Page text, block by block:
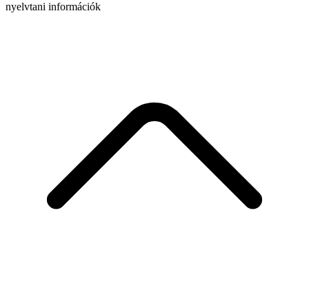
nyelvtani információk